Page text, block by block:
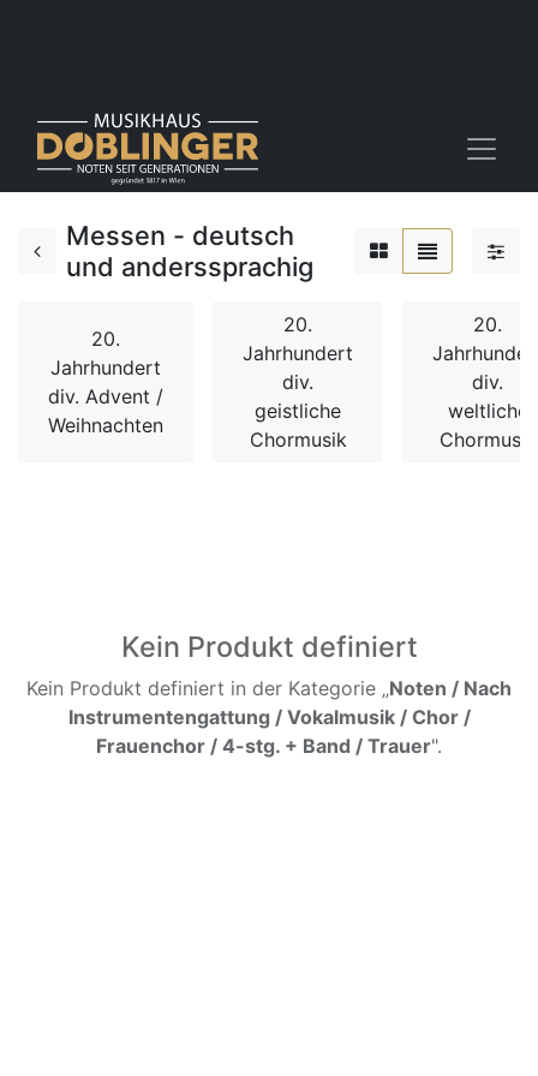
Messen - deutsch
und anderssprachig
20.
Jahrhundert
div. Advent /
Weihnachten
20.
Jahrhundert
div.
geistliche
Chormusik
20.
div.
weltliche
Chormusik
Kein Produkt definiert
Kein Produkt definiert in der Kategorie „Noten / Nach
Instrumentengattung / Vokalmusik / Chor /
Frauenchor / 4-stg. + Band / Trauer".